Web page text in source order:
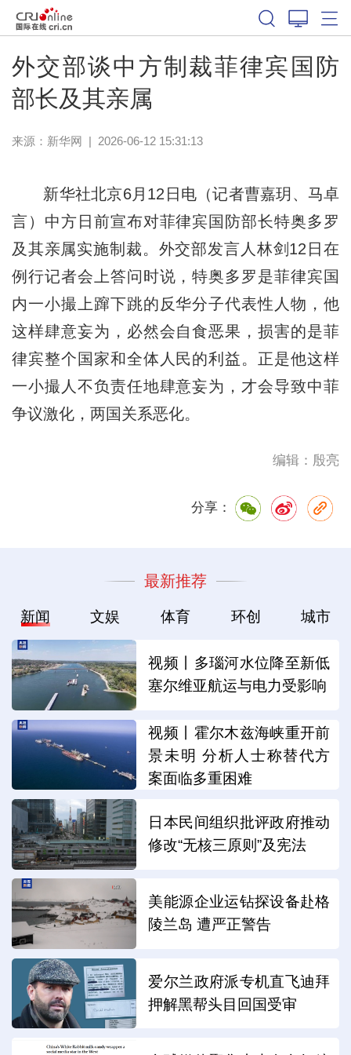
外交部谈中方制裁菲律宾国防
部长及其亲属
来源： 新华网 | 2026-06-12 15:31:13
新华社北京6月12日电（记者曹嘉玥、马卓
言）中方日前宣布对菲律宾国防部长特奥多罗
及其亲属实施制裁。外交部发言人林剑12日在
例行记者会上答问时说，特奥多罗是菲律宾国
内一小撮上蹿下跳的反华分子代表性人物，他
这样肆意妄为，必然会自食恶果，损害的是菲
律宾整个国家和全体人民的利益。正是他这样
一小撮人不负责任地肆意妄为，才会导致中菲
争议激化，两国关系恶化。
编辑：殷亮
分享：
最新推荐
新闻 文娱 体育 环创 城市
视频丨多瑙河水位降至新低
塞尔维亚航运与电力受影响
视频丨霍尔木兹海峡重开前
景未明 分析人士称替代方
案面临多重困难
日本民间组织批评政府推动
修改“无核三原则”及宪法
美能源企业运钻探设备赴格
陵兰岛 遭严正警告
爱尔兰政府派专机直飞迪拜
押解黑帮头目回国受审